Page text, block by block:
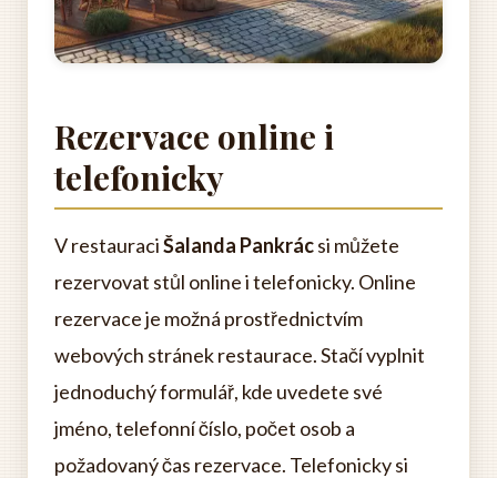
Rezervace online i
telefonicky
V restauraciŠalanda Pankrácsi můžete
rezervovat stůl online i telefonicky. Online
rezervace je možná prostřednictvím
webových stránek restaurace. Stačí vyplnit
jednoduchý formulář, kde uvedete své
jméno, telefonní číslo, počet osob a
požadovaný čas rezervace. Telefonicky si